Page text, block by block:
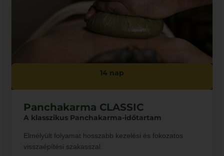
14 nap
Panchakarma CLASSIC
A klasszikus Panchakarma-időtartam
Elmélyült folyamat hosszabb kezelési és fokozatos
visszaépítési szakasszal.